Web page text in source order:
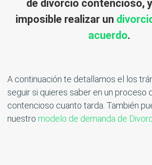
de divorcio contencioso,
imposible realizar un
acuerdo.
A continuación te detallamos el los
seguir si quieres saber en un proceso
contencioso cuanto tarda. También
nuestro modelo de demanda de